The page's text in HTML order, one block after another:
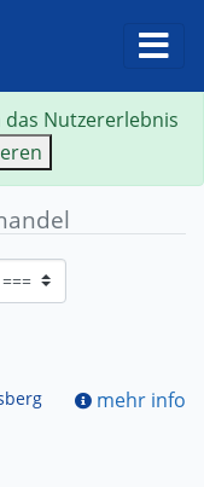
mehr info
das Nutzererlebnis